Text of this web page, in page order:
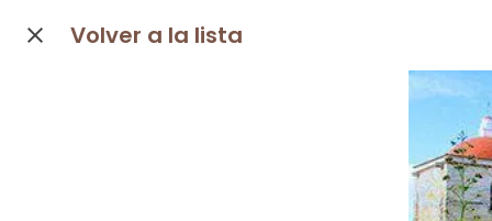
Volver a la lista